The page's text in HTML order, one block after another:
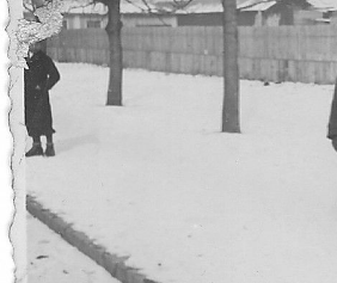
Despre proiect
Din arhiva orasului
Editii anterioare